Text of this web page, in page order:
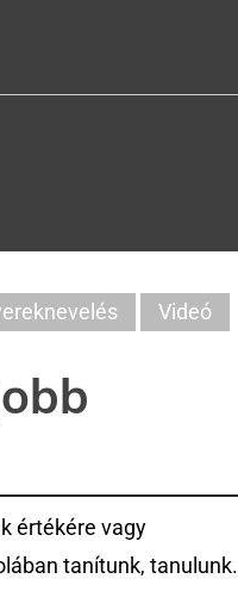
Videó
értékére vagy
tanítunk, tanulunk.